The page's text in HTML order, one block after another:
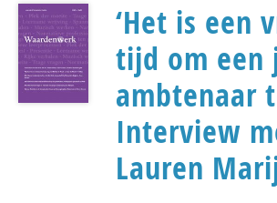
‘Het is een
tijd om een
ambtenaar
Interview
Lauren